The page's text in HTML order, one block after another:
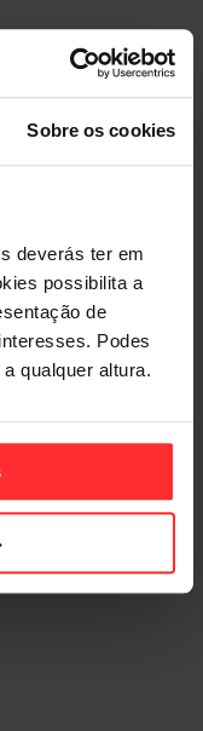
Sobre os cookies
deverás ter em
possibilita a
de
Podes
qualquer altura.